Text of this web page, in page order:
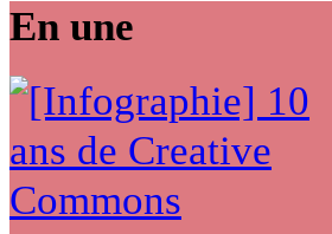
En une